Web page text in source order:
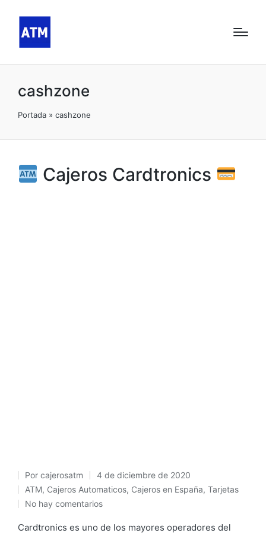
cashzone
Portada » cashzone
Cajeros Cardtronics
Publicado
por
Por cajerosatm 4 de diciembre de 2020
Publicado
en
ATM, Cajeros Automaticos, Cajeros en España, Tarjetas
No hay comentarios
Cardtronics es uno de los mayores operadores del